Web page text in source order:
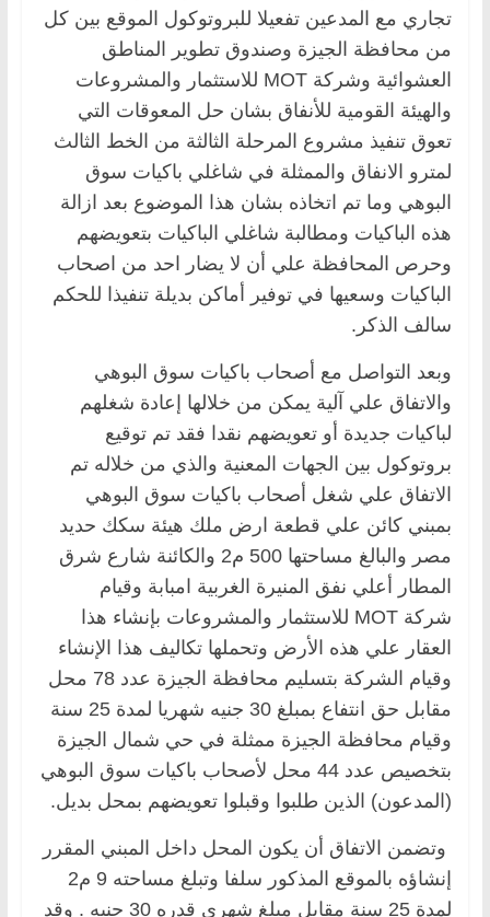
تجاري مع المدعين تفعيلا للبروتوكول الموقع بين كل
من محافظة الجيزة وصندوق تطوير المناطق
العشوائية وشركة MOT للاستثمار والمشروعات
والهيئة القومية للأنفاق بشان حل المعوقات التي
تعوق تنفيذ مشروع المرحلة الثالثة من الخط الثالث
لمترو الانفاق والممثلة في شاغلي باكيات سوق
البوهي وما تم اتخاذه بشان هذا الموضوع بعد ازالة
هذه الباكيات ومطالبة شاغلي الباكيات بتعويضهم
وحرص المحافظة علي أن لا يضار احد من اصحاب
الباكيات وسعيها في توفير أماكن بديلة تنفيذا للحكم
سالف الذكر.
وبعد التواصل مع أصحاب باكيات سوق البوهي
والاتفاق علي آلية يمكن من خلالها إعادة شغلهم
لباكيات جديدة أو تعويضهم نقدا فقد تم توقيع
بروتوكول بين الجهات المعنية والذي من خلاله تم
الاتفاق علي شغل أصحاب باكيات سوق البوهي
بمبني كائن علي قطعة ارض ملك هيئة سكك حديد
مصر والبالغ مساحتها 500 م2 والكائنة شارع شرق
المطار أعلي نفق المنيرة الغربية امبابة وقيام
شركة MOT للاستثمار والمشروعات بإنشاء هذا
العقار علي هذه الأرض وتحملها تكاليف هذا الإنشاء
وقيام الشركة بتسليم محافظة الجيزة عدد 78 محل
مقابل حق انتفاع بمبلغ 30 جنيه شهريا لمدة 25 سنة
وقيام محافظة الجيزة ممثلة في حي شمال الجيزة
بتخصيص عدد 44 محل لأصحاب باكيات سوق البوهي
(المدعون) الذين طلبوا وقبلوا تعويضهم بمحل بديل.
وتضمن الاتفاق أن يكون المحل داخل المبني المقرر
إنشاؤه بالموقع المذكور سلفا وتبلغ مساحته 9 م2
لمدة 25 سنة مقابل مبلغ شهري قدره 30 جنيه . وقد